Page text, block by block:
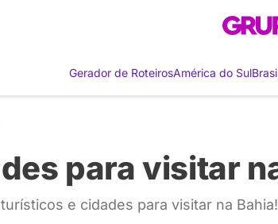
Gerador de RoteirosAmérica do Sul
para visitar
e cidades para visitar na Bahia!